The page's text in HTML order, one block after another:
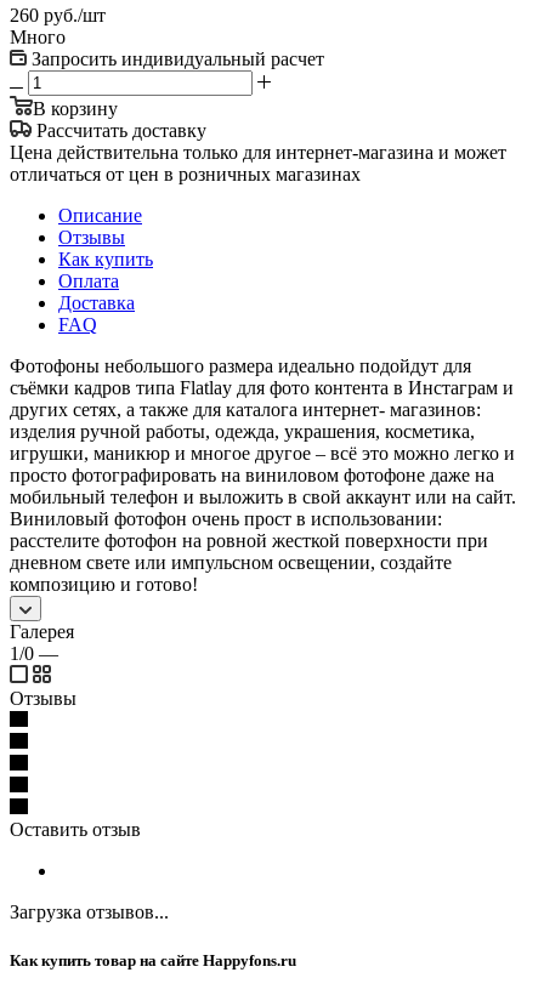
260 руб./шт
Много
Запросить индивидуальный расчет
В корзину
Рассчитать доставку
Цена действительна только для интернет-магазина и может
отличаться от цен в розничных магазинах
Описание
Отзывы
Как купить
Оплата
Доставка
FAQ
Фотофоны небольшого размера идеально подойдут для
съёмки кадров типа Flatlay для фото контента в Инстаграм и
других сетях, а также для каталога интернет- магазинов:
изделия ручной работы, одежда, украшения, косметика,
игрушки, маникюр и многое другое – всё это можно легко и
просто фотографировать на виниловом фотофоне даже на
мобильный телефон и выложить в свой аккаунт или на сайт.
Виниловый фотофон очень прост в использовании:
расстелите фотофон на ровной жесткой поверхности при
дневном свете или импульсном освещении, создайте
композицию и готово!
Галерея
1/0 —
Отзывы
Оставить отзыв
Загрузка отзывов...
Как купить товар на сайте Happyfons.ru